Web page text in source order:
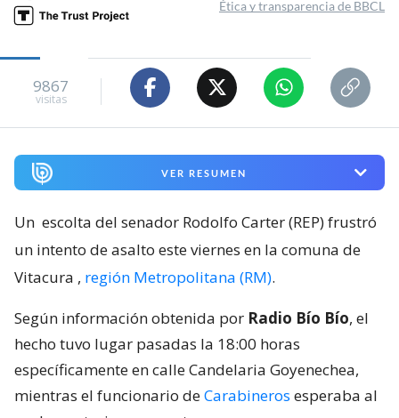
Ética y transparencia de BBCL
9867
visitas
VER RESUMEN
Un escolta del senador Rodolfo Carter (REP) frustró
un intento de asalto este viernes en la comuna de
Vitacura , región Metropolitana (RM).
Según información obtenida por Radio Bío Bío, el
hecho tuvo lugar pasadas la 18:00 horas
específicamente en calle Candelaria Goyenechea,
mientras el funcionario deCarabineros esperaba al